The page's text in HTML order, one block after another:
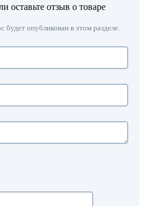
оставьте отзыв о товаре
будет опубликован в этом разделе.